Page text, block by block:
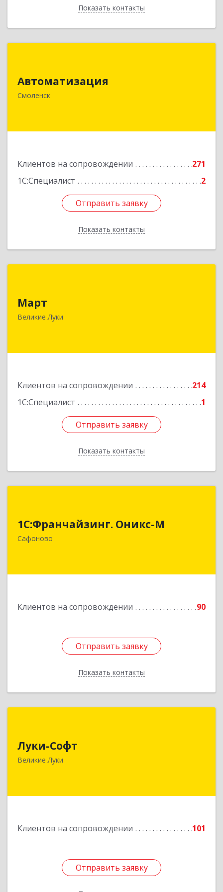
Показать контакты
Назад
Автоматизация
Смоленск
Клиентов на сопровождении
271
1С:Специалист
2
Отправить заявку
Показать контакты
214019, Смоленская обл, Смоленск г, Марии
Отправить заявку
Назад
Март
Великие Луки
Клиентов на сопровождении
214
1С:Специалист
1
Отправить заявку
Показать контакты
Отправить заявку
Назад
1С:Франчайзинг. Оникс-М
Сафоново
Клиентов на сопровождении 90
Отправить заявку
Показать контакты
215500, Смоленская обл, Сафоновский р-н,
Сафоново г, Революционная ул, дом № 9а
Отправить заявку
Назад
Луки-Софт
Великие Луки
Клиентов на сопровождении 101
Отправить заявку
182113, Псковская обл, Великие Луки г,
Отправить заявку